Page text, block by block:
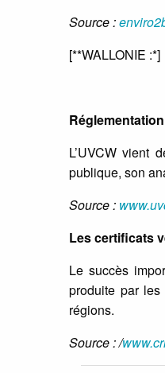
Source :
[**WALLONIE :*]
Réglementation
L’UVCW vient
publique, son
Source :
Les certificats
Le succès
produite par
régions.
Source : /